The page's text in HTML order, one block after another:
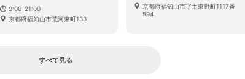
9:00-21:00
京都府福知山市荒河東町133
京都府福知山市字土東野町1117番
594
すべて見る